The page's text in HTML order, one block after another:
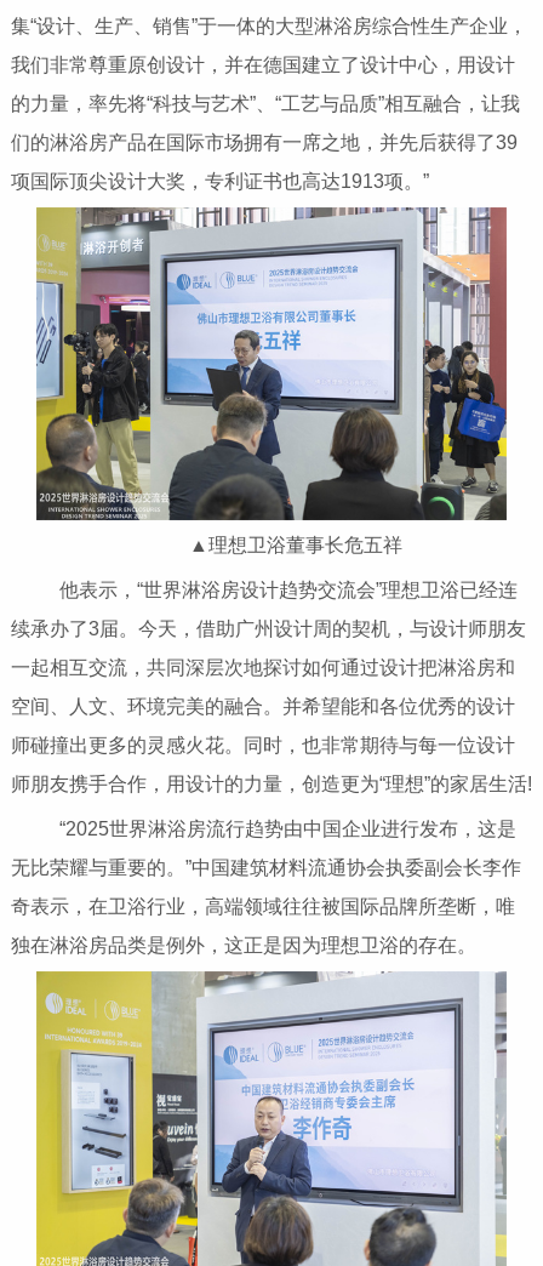
集“设计、生产、销售”于一体的大型淋浴房综合性生产企业，
我们非常尊重原创设计，并在德国建立了设计中心，用设计
的力量，率先将“科技与艺术”、“工艺与品质”相互融合，让我
们的淋浴房产品在国际市场拥有一席之地，并先后获得了39
项国际顶尖设计大奖，专利证书也高达1913项。”
▲理想卫浴董事长危五祥
他表示，“世界淋浴房设计趋势交流会”理想卫浴已经连
续承办了3届。今天，借助广州设计周的契机，与设计师朋友
一起相互交流，共同深层次地探讨如何通过设计把淋浴房和
空间、人文、环境完美的融合。并希望能和各位优秀的设计
师碰撞出更多的灵感火花。同时，也非常期待与每一位设计
师朋友携手合作，用设计的力量，创造更为“理想”的家居生活!
“2025世界淋浴房流行趋势由中国企业进行发布，这是
无比荣耀与重要的。”中国建筑材料流通协会执委副会长李作
奇表示，在卫浴行业，高端领域往往被国际品牌所垄断，唯
独在淋浴房品类是例外，这正是因为理想卫浴的存在。